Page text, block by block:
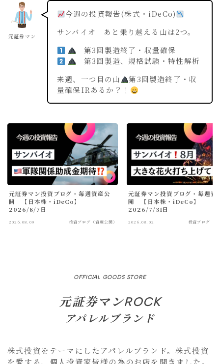
元証券マン
今週の投資報告(株式・iDeCo)
サンバイオ あと乗り越える山は2つ。
第3回製造終了・収量確保
第3回製造、規格試験・特性解析
来週、一つ目の山
第3回製造終了・収
量確保IRあるか？！
元証券マン投資ブログ・毎週資産公
開 【日本株・iDeCo】
2026/8/7日
2026.08.09 投資ブログ（資産公開）
元証券マン投資ブログ・毎週資
開 【日本株・iDeCo】
2026/7/31日
2026.08.02 投資ブログ（
OFFICIAL GOODS STORE
元証券マンROCK
アパレルブランド
株式投資をテーマにしたアパレルブランド。株式投資
を愛する、個人投資家皆様の為のお店を開きました。